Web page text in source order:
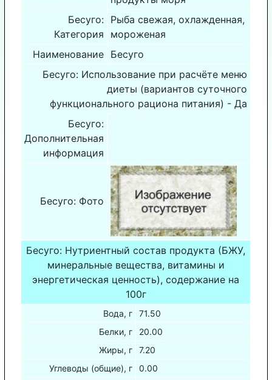
Бесуго:
Категория
Рыба свежая, охлажденная,
мороженая
Наименование Бесуго
Бесуго: Использование при расчёте меню
диеты (вариантов суточного
функционального рациона питания) - Да
Бесуго:
Дополнительная
информация
Бесуго: Фото
Бесуго: Нутриентный состав продукта (БЖУ,
минеральные вещества, витамины и
энергетическая ценность), содержание на
100г
Вода, г
71.50
Белки, г
20.00
Жиры, г
7.20
Углеводы (общие), г
0.00